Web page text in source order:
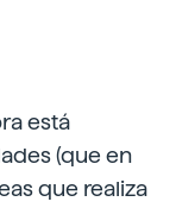
está
(que en
que realiza